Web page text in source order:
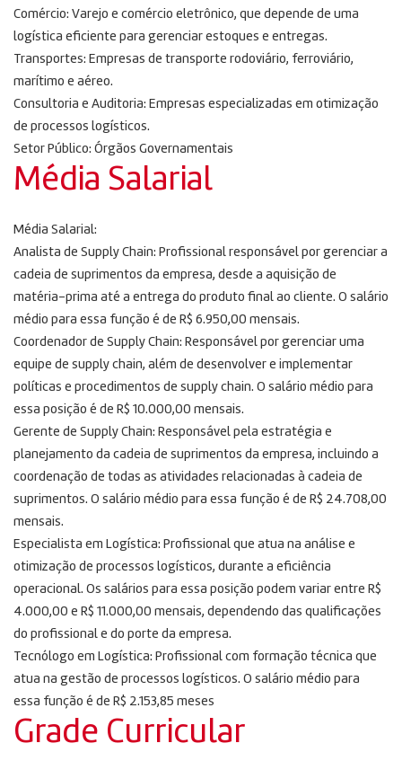
Comércio: Varejo e comércio eletrônico, que depende de uma
logística eficiente para gerenciar estoques e entregas.
Transportes: Empresas de transporte rodoviário, ferroviário,
marítimo e aéreo.
Consultoria e Auditoria: Empresas especializadas em otimização
de processos logísticos.
Setor Público: Órgãos Governamentais
Média Salarial
Média Salarial:
Analista de Supply Chain: Profissional responsável por gerenciar a
cadeia de suprimentos da empresa, desde a aquisição de
matéria-prima até a entrega do produto final ao cliente. O salário
médio para essa função é de R$ 6.950,00 mensais.
Coordenador de Supply Chain: Responsável por gerenciar uma
equipe de supply chain, além de desenvolver e implementar
políticas e procedimentos de supply chain. O salário médio para
essa posição é de R$ 10.000,00 mensais.
Gerente de Supply Chain: Responsável pela estratégia e
planejamento da cadeia de suprimentos da empresa, incluindo a
coordenação de todas as atividades relacionadas à cadeia de
suprimentos. O salário médio para essa função é de R$ 24.708,00
mensais.
Especialista em Logística: Profissional que atua na análise e
otimização de processos logísticos, durante a eficiência
operacional. Os salários para essa posição podem variar entre R$
4.000,00 e R$ 11.000,00 mensais, dependendo das qualificações
do profissional e do porte da empresa.
Tecnólogo em Logística: Profissional com formação técnica que
atua na gestão de processos logísticos. O salário médio para
essa função é de R$ 2.153,85 meses
Grade Curricular